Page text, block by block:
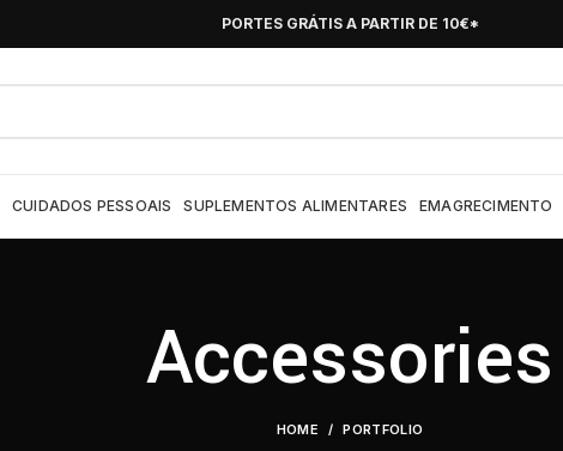
PORTES GRÁTIS A PARTIR DE 10€*
CUIDADOS PESSOAIS SUPLEMENTOS ALIMENTARES EMAGRECIMENTO
Accessories
HOME PORTFOLIO